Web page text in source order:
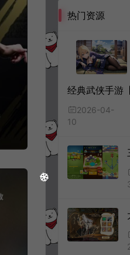
热门资源
2026-04-
10